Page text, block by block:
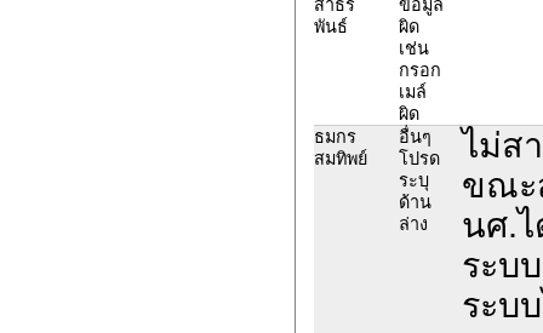
สาธร
พันธ์
ข้อมูล
ผิด
เช่น
กรอก
เมล์
ผิด
ธมกร
สมทิพย์
อื่นๆ
โปรด
ระบุ
ด้าน
ล่าง
ไม่ส
ขณะ
นศ.
ระบ
ระบ